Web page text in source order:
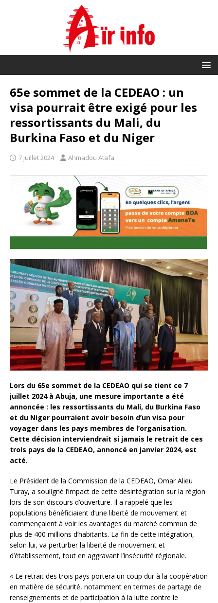
65e sommet de la CEDEAO : un
visa pourrait être exigé pour les
ressortissants du Mali, du
Burkina Faso et du Niger
7 juillet 2024 Ahmadou Atafa
Lors du 65e sommet de la CEDEAO qui se tient ce 7
juillet 2024 à Abuja, une mesure importante a été
annoncée : les ressortissants du Mali, du Burkina Faso
et du Niger pourraient avoir besoin d’un visa pour
voyager dans les pays membres de l’organisation.
Cette décision interviendrait si jamais le retrait de ces
trois pays de la CEDEAO, annoncé en janvier 2024, est
acté.
Le Président de la Commission de la CEDEAO, Omar Alieu
Turay, a souligné l’impact de cette désintégration sur la région
lors de son discours d’ouverture. Il a rappelé que les
populations bénéficiaient d’une liberté de mouvement et
commençaient à voir les avantages du marché commun de
plus de 400 millions d’habitants. La fin de cette intégration,
selon lui, va perturber la liberté de mouvement et
d’établissement, tout en aggravant l’insécurité régionale.
« Le retrait des trois pays portera un coup dur à la coopération
en matière de sécurité, notamment en termes de partage de
renseignements et de participation à la lutte contre le